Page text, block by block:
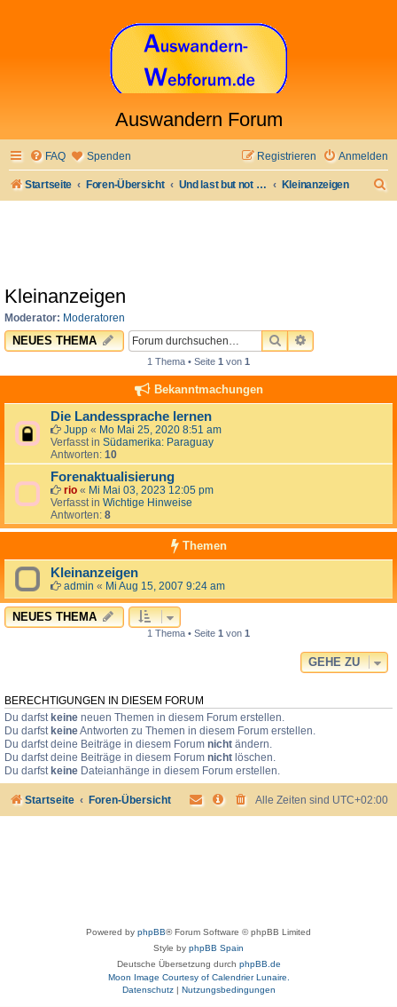
Auswandern Forum
FAQ Spenden Anmelden
Registrieren
Startseite Foren-Übersicht Und last but not least Kleinanzeigen
Kleinanzeigen
Moderator: Moderatoren
NEUES THEMA SUCHEERWEITERTE
1 Thema • Seite 1 von 1
Bekanntmachungen
Die Landessprache lernen
Jupp « Mo Mai 25, 2020 8:51 am
Verfasst in Südamerika: Paraguay
Antworten: 10
Forenaktualisierung
rio « Mi Mai 03, 2023 12:05 pm
Verfasst in Wichtige Hinweise
Antworten: 8
Themen
Kleinanzeigen
admin « Mi Aug 15, 2007 9:24 am
NEUES THEMA
1 Thema • Seite 1 von 1
GEHE ZU
BERECHTIGUNGEN IN DIESEM FORUM
Du darfst keine neuen Themen in diesem Forum erstellen.
Du darfst keineAntworten zu Themen in diesem Forum erstellen.
Du darfst deine Beiträge in diesem Forum nicht ändern.
Du darfst deine Beiträge in diesem Forum nicht löschen.
Du darfst keine Dateianhänge in diesem Forum erstellen.
Startseite Foren-Übersicht Alle Zeiten sind UTC+02:00
Powered by phpBB® Forum Software © phpBB Limited
Style by phpBB Spain
Deutsche Übersetzung durch phpBB.de
Moon Image Courtesy of Calendrier Lunaire.
Datenschutz| Nutzungsbedingungen